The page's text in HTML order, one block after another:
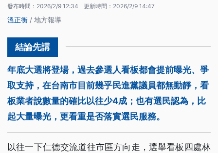
發布時間： 2026/2/9 12:34 更新時間： 2026/2/9 14:47
溫正衡 / 地方報導
年底大選將登場，過去參選人看板都會提前曝光、爭
取支持，在台南市目前幾乎民進黨議員都無動靜，看
板業者說數量的確比以往少4成；也有選民認為，比
起大量曝光，更看重是否落實選民服務。
以往一下仁德交流道往市區方向走，選舉看板四處林